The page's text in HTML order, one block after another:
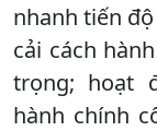
nhanh tiến
cải cách
trọng; hoạt
hành chính